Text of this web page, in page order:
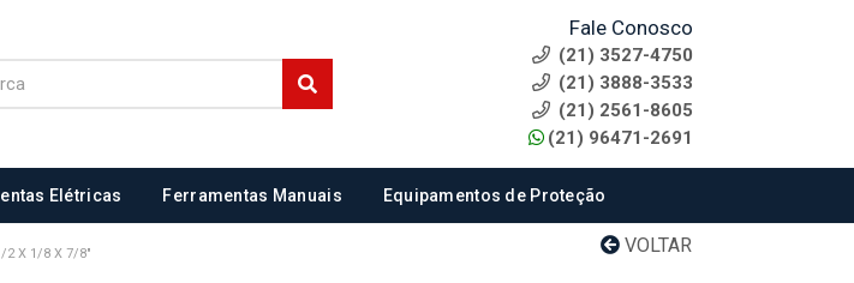
Fale Conosco
(21) 3527-4750
(21) 3888-3533
(21) 2561-8605
(21) 96471-2691
Elétricas Ferramentas Manuais Equipamentos de Proteção
VOLTAR
2 X 1/8 X 7/8"